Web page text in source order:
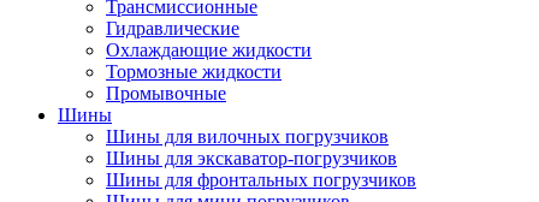
Трансмиссионные
Гидравлические
Охлаждающие жидкости
Тормозные жидкости
Промывочные
Шины
Шины для вилочных погрузчиков
Шины для экскаватор-погрузчиков
Шины для фронтальных погрузчиков